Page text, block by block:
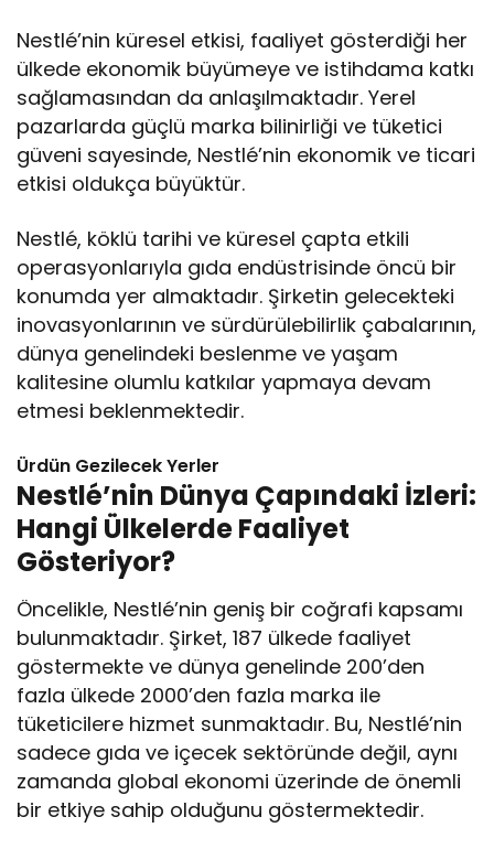
Nestlé’nin küresel etkisi, faaliyet gösterdiği her
ülkede ekonomik büyümeye ve istihdama katkı
sağlamasından da anlaşılmaktadır. Yerel
pazarlarda güçlü marka bilinirliği ve tüketici
güveni sayesinde, Nestlé’nin ekonomik ve ticari
etkisi oldukça büyüktür.
Nestlé, köklü tarihi ve küresel çapta etkili
operasyonlarıyla gıda endüstrisinde öncü bir
konumda yer almaktadır. Şirketin gelecekteki
inovasyonlarının ve sürdürülebilirlik çabalarının,
dünya genelindeki beslenme ve yaşam
kalitesine olumlu katkılar yapmaya devam
etmesi beklenmektedir.
Ürdün Gezilecek Yerler
Nestlé’nin Dünya Çapındaki İzleri:
Hangi Ülkelerde Faaliyet
Gösteriyor?
Öncelikle, Nestlé’nin geniş bir coğrafi kapsamı
bulunmaktadır. Şirket, 187 ülkede faaliyet
göstermekte ve dünya genelinde 200’den
fazla ülkede 2000’den fazla marka ile
tüketicilere hizmet sunmaktadır. Bu, Nestlé’nin
sadece gıda ve içecek sektöründe değil, aynı
zamanda global ekonomi üzerinde de önemli
bir etkiye sahip olduğunu göstermektedir.